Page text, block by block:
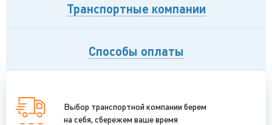
Транспортные компании
Способы оплаты
Выбор транспортной компании берем
на себя, сбережем ваше время